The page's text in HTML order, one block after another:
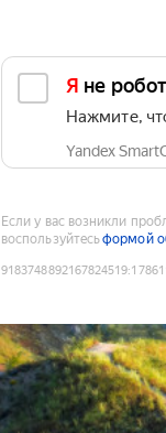
Я не робот
Нажмите,
Yandex
Если у вас возникли
воспользуйтесьформой
9183748892167824519: